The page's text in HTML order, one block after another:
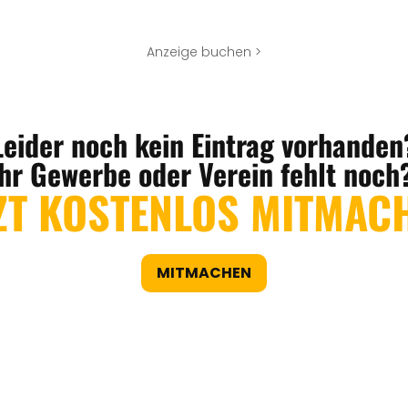
Anzeige buchen >
noch kein Eintrag
Gewerbe oder Verein fehlt
KOSTENLOS
MITMACHEN